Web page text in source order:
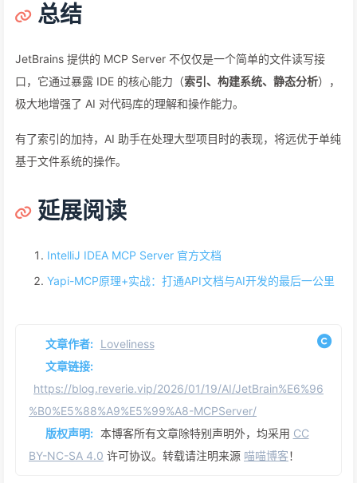
总结
JetBrains 提供的 MCP Server 不仅仅是一个简单的文件读写接
口，它通过暴露 IDE 的核心能力（索引、构建系统、静态分析），
极大地增强了 AI 对代码库的理解和操作能力。
有了索引的加持，AI 助手在处理大型项目时的表现，将远优于单纯
基于文件系统的操作。
延展阅读
IntelliJ IDEA MCP Server 官方文档
Yapi-MCP原理+实战：打通API文档与AI开发的最后一公里
文章作者: Loveliness
文章链接:
https://blog.reverie.vip/2026/01/19/AI/JetBrain%E6%96
%B0%E5%88%A9%E5%99%A8-MCPServer/
版权声明: 本博客所有文章除特别声明外，均采用 CC
BY-NC-SA 4.0 许可协议。转载请注明来源 喵喵博客！